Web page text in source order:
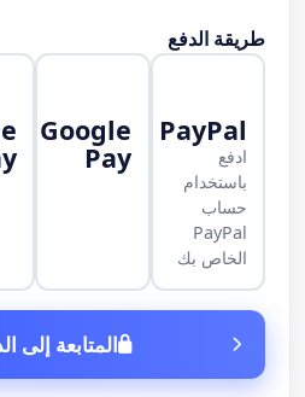
طريقة الدفع
PayPal
ادفع
باستخدام
حساب
PayPal
الخاص بك
Google
Pay
المتابعة إلى